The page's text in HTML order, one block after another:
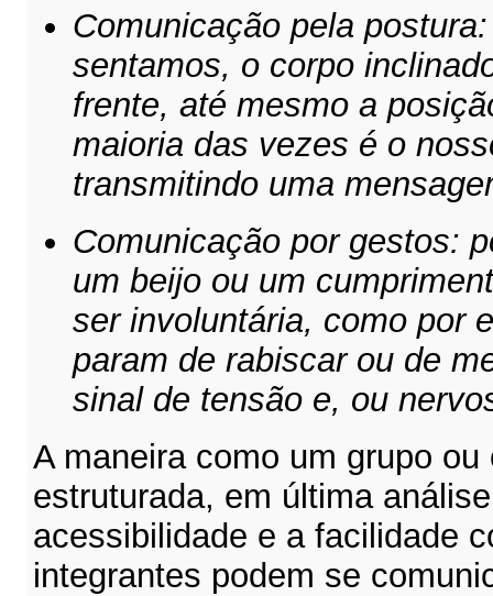
Comunicação pela
sentamos, o corpo
frente, até mesmo a
maioria das vezes é o
transmitindo uma
Comunicação por gestos:
um beijo ou um
ser involuntária, como por
param de rabiscar ou de
sinal de tensão e, ou
A maneira como um grupo ou
estruturada, em última
acessibilidade e a facilidade
integrantes podem se